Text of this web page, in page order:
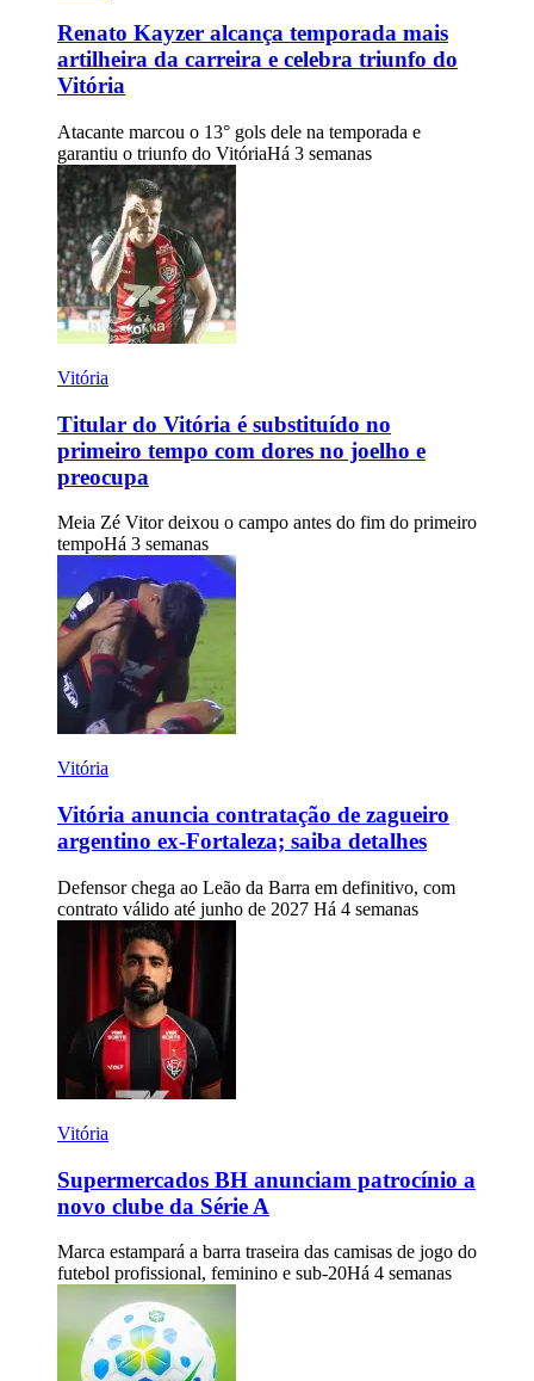
Renato Kayzer alcança temporada mais
artilheira da carreira e celebra triunfo do
Vitória
Atacante marcou o 13° gols dele na temporada e
garantiu o triunfo do VitóriaHá 3 semanas
Vitória
Titular do Vitória é substituído no
primeiro tempo com dores no joelho e
preocupa
Meia Zé Vitor deixou o campo antes do fim do primeiro
tempoHá 3 semanas
Vitória
Vitória anuncia contratação de zagueiro
argentino ex-Fortaleza; saiba detalhes
Defensor chega ao Leão da Barra em definitivo, com
contrato válido até junho de 2027 Há 4 semanas
Vitória
Supermercados BH anunciam patrocínio a
novo clube da Série A
Marca estampará a barra traseira das camisas de jogo do
futebol profissional, feminino e sub-20Há 4 semanas